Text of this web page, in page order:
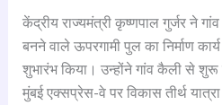
केंद्रीय राज्यमंत्री कृष्णपाल गुर्जर ने गांव
बनने वाले ऊपरगामी पुल का निर्माण
शुभारंभ किया। उन्होंने गांव कैली से
मुंबई एक्सप्रेस-वे पर विकास तीर्थ